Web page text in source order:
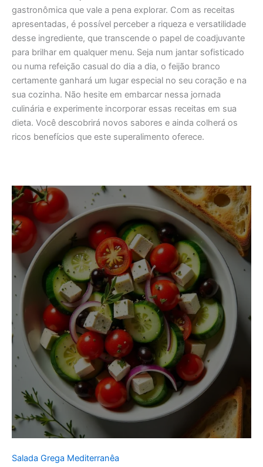
gastronômica que vale a pena explorar. Com as receitas
apresentadas, é possível perceber a riqueza e versatilidade
desse ingrediente, que transcende o papel de coadjuvante
para brilhar em qualquer menu. Seja num jantar sofisticado
ou numa refeição casual do dia a dia, o feijão branco
certamente ganhará um lugar especial no seu coração e na
sua cozinha. Não hesite em embarcar nessa jornada
culinária e experimente incorporar essas receitas em sua
dieta. Você descobrirá novos sabores e ainda colherá os
ricos benefícios que este superalimento oferece.
Salada Grega Mediterranêa